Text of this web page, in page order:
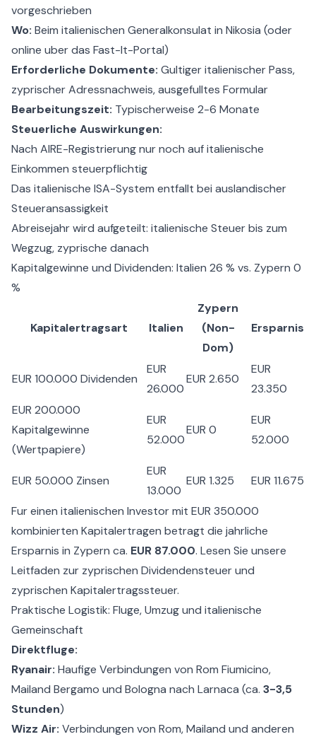
vorgeschrieben
Wo: Beim italienischen Generalkonsulat in Nikosia (oder
online uber das Fast-It-Portal)
Erforderliche Dokumente: Gultiger italienischer Pass,
zyprischer Adressnachweis, ausgefulltes Formular
Bearbeitungszeit: Typischerweise 2-6 Monate
Steuerliche Auswirkungen:
Nach AIRE-Registrierung nur noch auf italienische
Einkommen steuerpflichtig
Das italienische ISA-System entfallt bei auslandischer
Steueransassigkeit
Abreisejahr wird aufgeteilt: italienische Steuer bis zum
Wegzug, zyprische danach
Kapitalgewinne und Dividenden: Italien 26 % vs. Zypern 0
%
Kapitalertragsart Italien
Zypern
(Non-
Dom)
Ersparnis
EUR 100.000 Dividenden
EUR
26.000
EUR 2.650
EUR
23.350
EUR 200.000
Kapitalgewinne
(Wertpapiere)
EUR
52.000
EUR 0
EUR
52.000
EUR 50.000 Zinsen
EUR
13.000
EUR 1.325 EUR 11.675
Fur einen italienischen Investor mit EUR 350.000
kombinierten Kapitalertragen betragt die jahrliche
Ersparnis in Zypern ca. EUR 87.000. Lesen Sie unsere
Leitfaden zur zyprischen Dividendensteuerund
zyprischen Kapitalertragssteuer.
Praktische Logistik: Fluge, Umzug und italienische
Gemeinschaft
Direktfluge:
Ryanair: Haufige Verbindungen von Rom Fiumicino,
Mailand Bergamo und Bologna nach Larnaca (ca. 3-3,5
Stunden)
Wizz Air: Verbindungen von Rom, Mailand und anderen